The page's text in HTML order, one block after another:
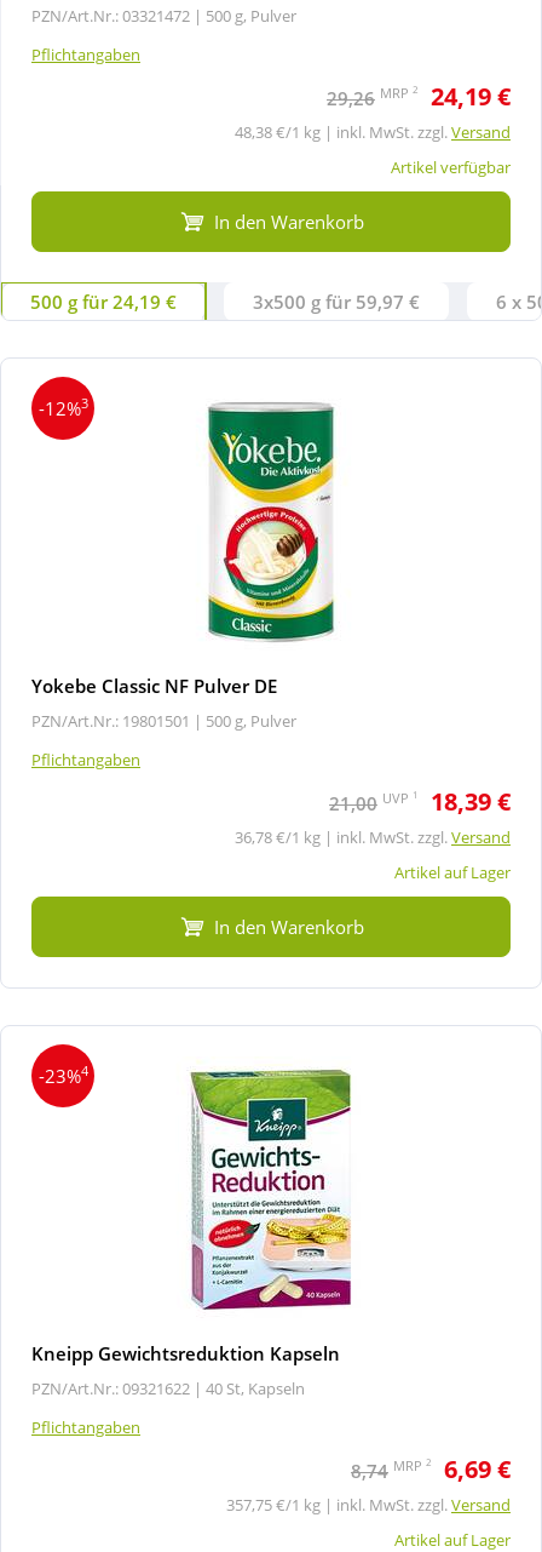
Natur & Homöopathie
Tierbedarf
Wellness
PZN/Art.Nr.: 03321472 | 500 g, Pulver
Pflichtangaben
29,26 MRP 2 24,19 €
48,38 €/1 kg | inkl. MwSt. zzgl.Versand
Artikel verfügbar
In den Warenkorb
500 g für 24,19 € 3x500 g für 59,97 € 6 x
-12%3
Yokebe Classic NF Pulver DE
PZN/Art.Nr.: 19801501 | 500 g, Pulver
Pflichtangaben
21,00 UVP 1 18,39 €
36,78 €/1 kg | inkl. MwSt. zzgl.Versand
Artikel auf Lager
In den Warenkorb
-23%4
Kneipp Gewichtsreduktion Kapseln
PZN/Art.Nr.: 09321622 | 40 St, Kapseln
Pflichtangaben
8,74 MRP 2 6,69 €
357,75 €/1 kg | inkl. MwSt. zzgl.Versand
Artikel auf Lager